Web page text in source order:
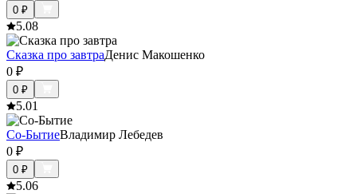
0 ₽
5.08
Сказка про завтраДенис Макошенко
0 ₽
0 ₽
5.01
Со-БытиеВладимир Лебедев
0 ₽
0 ₽
5.06